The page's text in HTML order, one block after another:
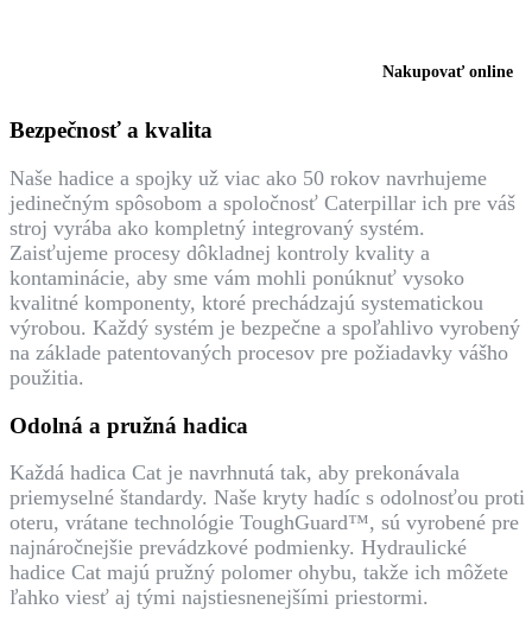
Nakupovať online
Bezpečnosť a kvalita
Naše hadice a spojky už viac ako 50 rokov navrhujeme
jedinečným spôsobom a spoločnosť Caterpillar ich pre váš
stroj vyrába ako kompletný integrovaný systém.
Zaisťujeme procesy dôkladnej kontroly kvality a
kontaminácie, aby sme vám mohli ponúknuť vysoko
kvalitné komponenty, ktoré prechádzajú systematickou
výrobou. Každý systém je bezpečne a spoľahlivo vyrobený
na základe patentovaných procesov pre požiadavky vášho
použitia.
Odolná a pružná hadica
Každá hadica Cat je navrhnutá tak, aby prekonávala
priemyselné štandardy. Naše kryty hadíc s odolnosťou proti
oteru, vrátane technológie ToughGuard™, sú vyrobené pre
najnáročnejšie prevádzkové podmienky. Hydraulické
hadice Cat majú pružný polomer ohybu, takže ich môžete
ľahko viesť aj tými najstiesnenejšími priestormi.